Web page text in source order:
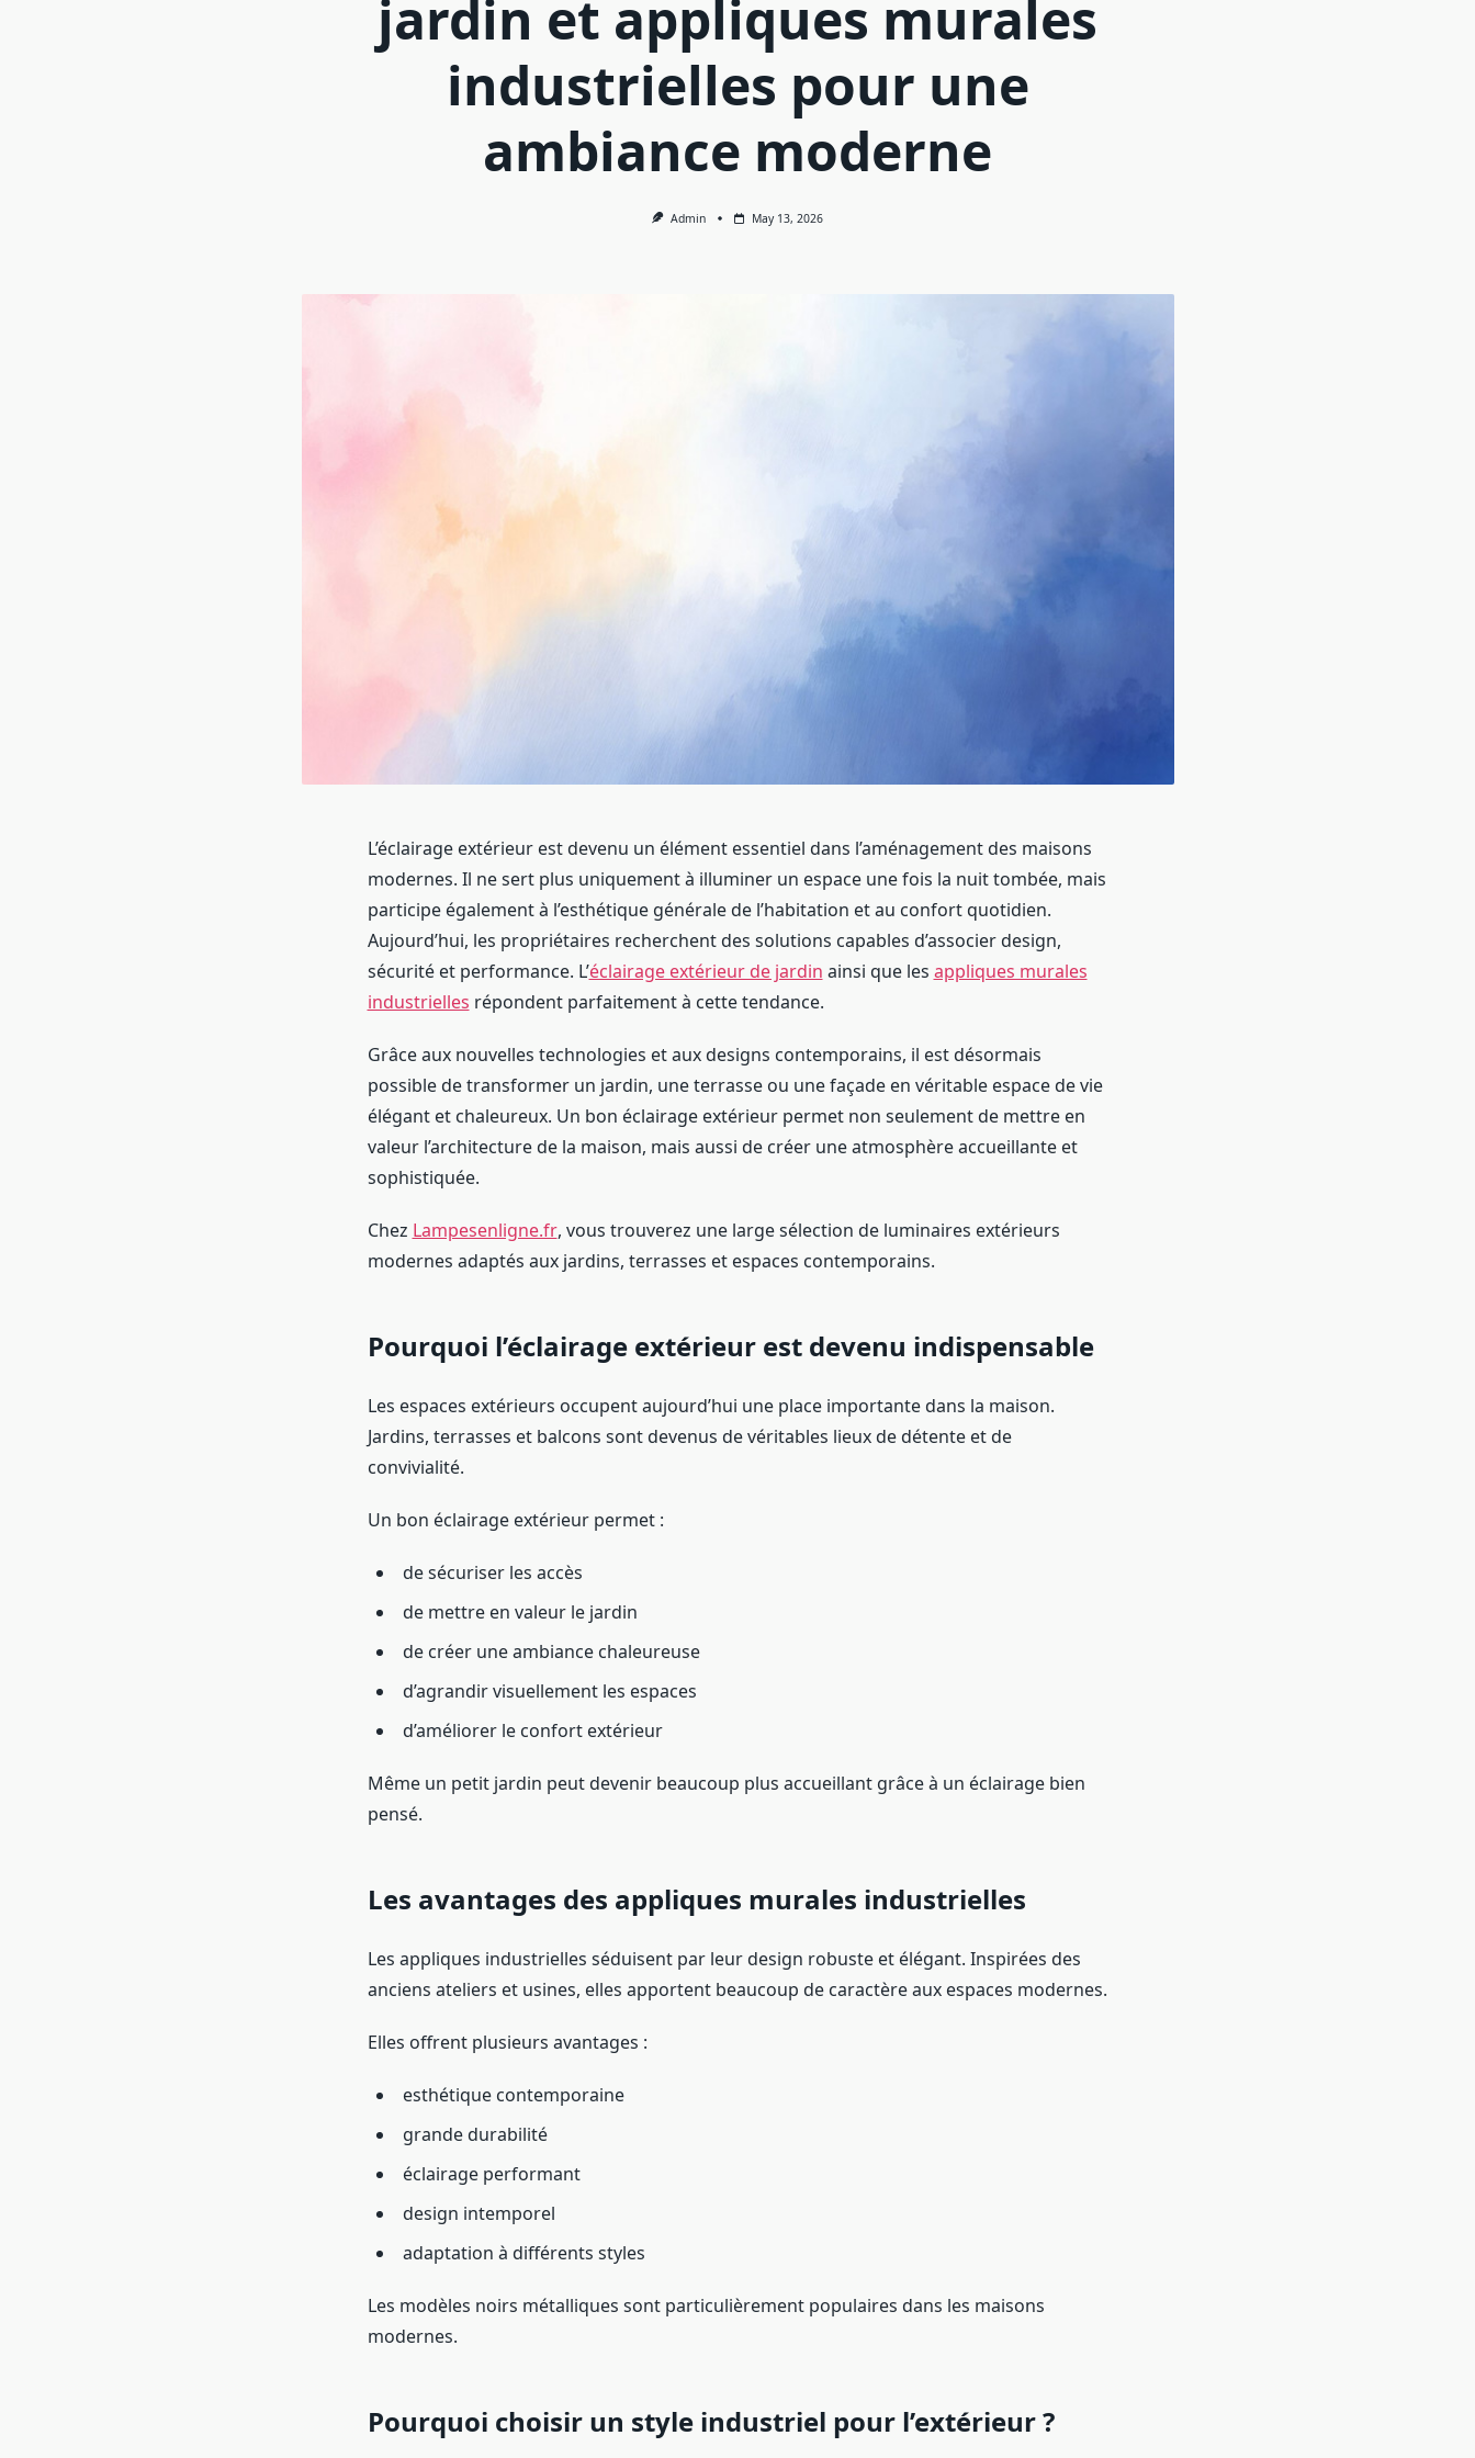
jardin et appliques murales
industrielles pour une
ambiance moderne
Admin May 13, 2026
L’éclairage extérieur est devenu un élément essentiel dans l’aménagement des maisons
modernes. Il ne sert plus uniquement à illuminer un espace une fois la nuit tombée, mais
participe également à l’esthétique générale de l’habitation et au confort quotidien.
Aujourd’hui, les propriétaires recherchent des solutions capables d’associer design,
sécurité et performance. L’éclairage extérieur de jardin ainsi que les appliques murales
industrielles répondent parfaitement à cette tendance.
Grâce aux nouvelles technologies et aux designs contemporains, il est désormais
possible de transformer un jardin, une terrasse ou une façade en véritable espace de vie
élégant et chaleureux. Un bon éclairage extérieur permet non seulement de mettre en
valeur l’architecture de la maison, mais aussi de créer une atmosphère accueillante et
sophistiquée.
Chez Lampesenligne.fr, vous trouverez une large sélection de luminaires extérieurs
modernes adaptés aux jardins, terrasses et espaces contemporains.
Pourquoi l’éclairage extérieur est devenu indispensable
Les espaces extérieurs occupent aujourd’hui une place importante dans la maison.
Jardins, terrasses et balcons sont devenus de véritables lieux de détente et de
convivialité.
Un bon éclairage extérieur permet :
de sécuriser les accès
de mettre en valeur le jardin
de créer une ambiance chaleureuse
d’agrandir visuellement les espaces
d’améliorer le confort extérieur
Même un petit jardin peut devenir beaucoup plus accueillant grâce à un éclairage bien
pensé.
Les avantages des appliques murales industrielles
Les appliques industrielles séduisent par leur design robuste et élégant. Inspirées des
anciens ateliers et usines, elles apportent beaucoup de caractère aux espaces modernes.
Elles offrent plusieurs avantages :
esthétique contemporaine
grande durabilité
éclairage performant
design intemporel
adaptation à différents styles
Les modèles noirs métalliques sont particulièrement populaires dans les maisons
modernes.
Pourquoi choisir un style industriel pour l’extérieur ?